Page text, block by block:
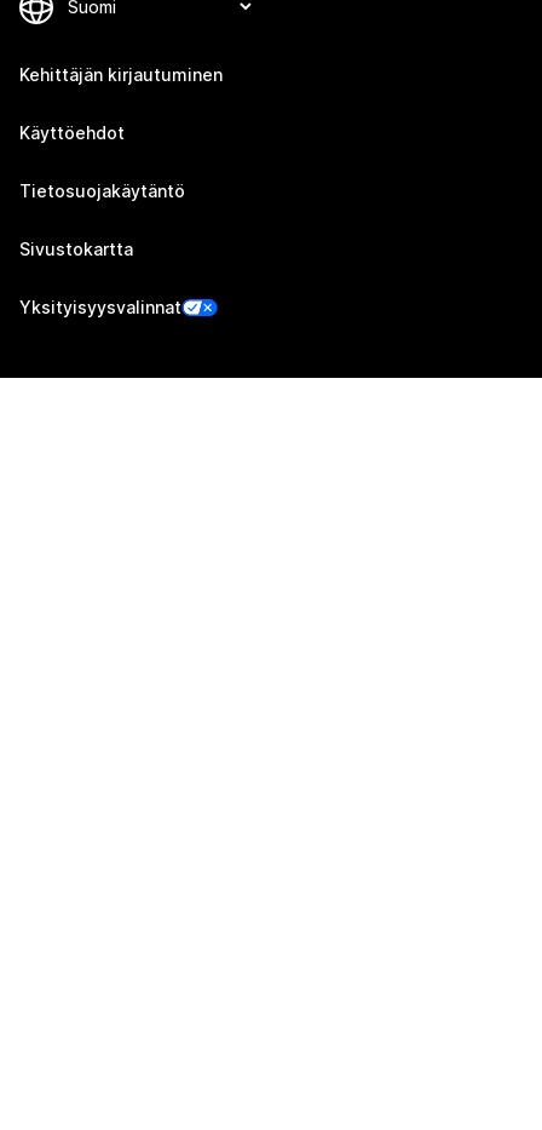
Kehittäjän kirjautuminen
Käyttöehdot
Tietosuojakäytäntö
Sivustokartta
Yksityisyysvalinnat